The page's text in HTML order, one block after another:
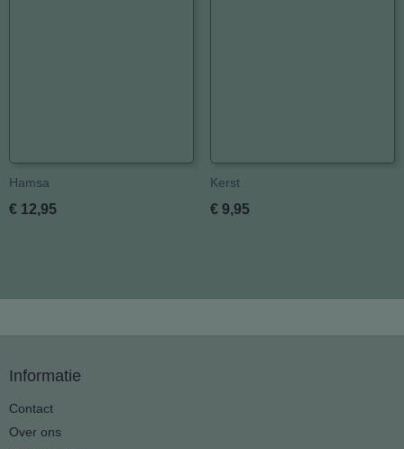
Hamsa
€ 12,95
Kerst
€ 9,95
Informatie
Contact
Over ons